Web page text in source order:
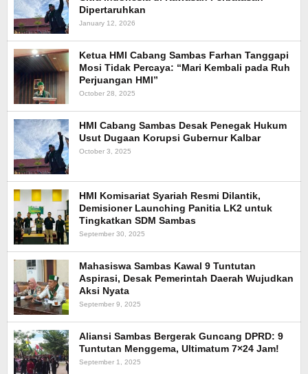
Dipertaruhkan
January 12, 2026
Ketua HMI Cabang Sambas Farhan Tanggapi
Mosi Tidak Percaya: “Mari Kembali pada Ruh
Perjuangan HMI”
October 28, 2025
HMI Cabang Sambas Desak Penegak Hukum
Usut Dugaan Korupsi Gubernur Kalbar
October 3, 2025
HMI Komisariat Syariah Resmi Dilantik,
Demisioner Launching Panitia LK2 untuk
Tingkatkan SDM Sambas
September 30, 2025
Mahasiswa Sambas Kawal 9 Tuntutan
Aspirasi, Desak Pemerintah Daerah Wujudkan
Aksi Nyata
September 9, 2025
Aliansi Sambas Bergerak Guncang DPRD: 9
Tuntutan Menggema, Ultimatum 7×24 Jam!
September 1, 2025